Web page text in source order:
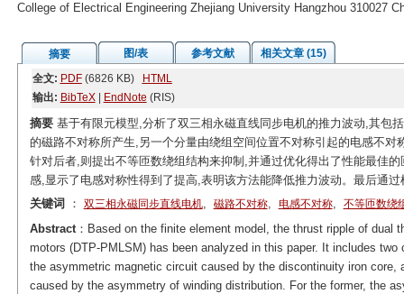
College of Electrical Engineering Zhejiang University Hangzhou 310027
摘要 图/表 参考文献
相关文章 (15)
全文: PDF(6826 KB)
HTML
输出: BibTeX| EndNote (RIS)
摘要基于有限元模型,分析了双三相永磁直线同步电机的推力波动,其包
的磁路不对称所产生,另一个分量由绕组空间位置不对称引起的电感不
针对后者,则提出不等匝数绕组结构来抑制,并通过优化得出了性能最佳
感,显示了电感对称性得到了提高,表明该方法能降低推力波动。最后通
关键词
： 双三相永磁同步直线电机, 磁路不对称, 电感不对称, 不等匝数绕
Abstract：Based on the finite element model, the thrust ripple of dual
motors (DTP-PMLSM) has been analyzed in this paper. It includes
the asymmetric magnetic circuit caused by the discontinuity iron
caused by the asymmetry of winding distribution. For the former, the